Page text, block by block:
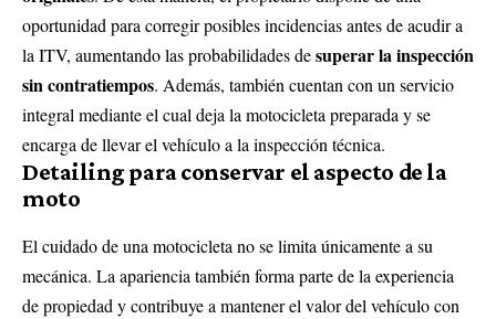
oportunidad para corregir posibles incidencias antes de acudir a
la ITV, aumentando las probabilidades desuperar la inspección
sin contratiempos. Además, también cuentan con un servicio
integral mediante el cual deja la motocicleta preparada y se
encarga de llevar el vehículo a la inspección técnica.
Detailing para conservar el aspecto de la
moto
El cuidado de una motocicleta no se limita únicamente a su
mecánica. La apariencia también forma parte de la experiencia
de propiedad y contribuye a mantener el valor del vehículo con